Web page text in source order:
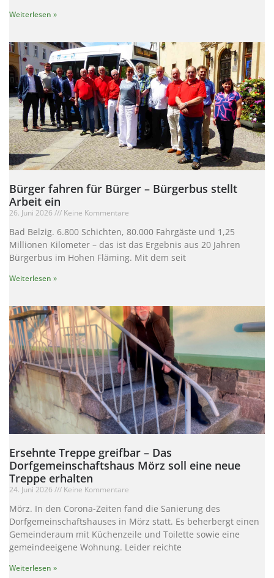
Weiterlesen »
Bürger fahren für Bürger – Bürgerbus stellt
Arbeit ein
26. Juni 2026 Keine Kommentare
Bad Belzig. 6.800 Schichten, 80.000 Fahrgäste und 1,25
Millionen Kilometer – das ist das Ergebnis aus 20 Jahren
Bürgerbus im Hohen Fläming. Mit dem seit
Weiterlesen »
Ersehnte Treppe greifbar – Das
Dorfgemeinschaftshaus Mörz soll eine neue
Treppe erhalten
24. Juni 2026 Keine Kommentare
Mörz. In den Corona-Zeiten fand die Sanierung des
Dorfgemeinschaftshauses in Mörz statt. Es beherbergt einen
Gemeinderaum mit Küchenzeile und Toilette sowie eine
gemeindeeigene Wohnung. Leider reichte
Weiterlesen »